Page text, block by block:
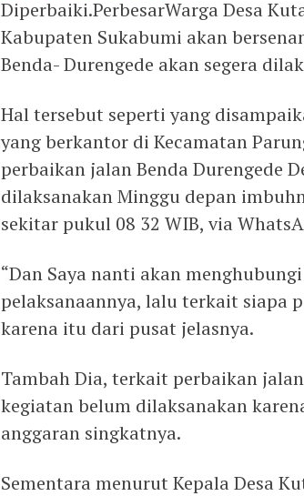
Diperbaiki.PerbesarWarga Desa
Kabupaten Sukabumi akan
Benda- Durengede akan segera
Hal tersebut seperti yang
yang berkantor di Kecamatan
perbaikan jalan Benda Durengede
dilaksanakan Minggu depan
sekitar pukul 08 32 WIB, via
“Dan Saya nanti akan
pelaksanaannya, lalu terkait siapa
karena itu dari pusat jelasnya.
Tambah Dia, terkait perbaikan
kegiatan belum dilaksanakan
anggaran singkatnya.
Sementara menurut Kepala Desa